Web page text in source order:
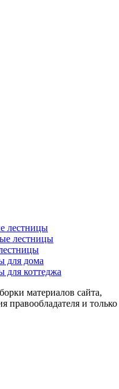
лестницы
лестницы
для дома
для коттеджа
материалов сайта,
правообладателя и только